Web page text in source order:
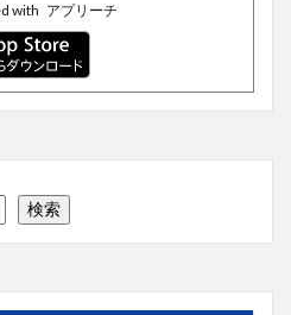
with アプリーチ
検索